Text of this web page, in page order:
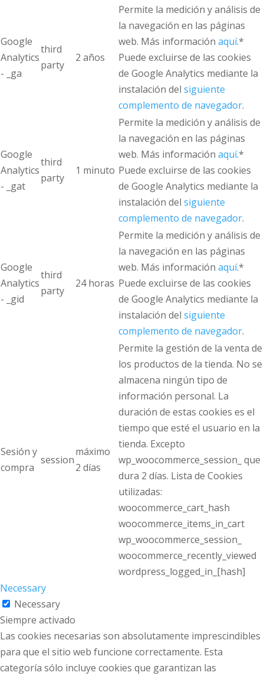
Google
Analytics
- _ga
third
party
2 años
Permite la medición y análisis de
la navegación en las páginas
web. Más información aquí.*
Puede excluirse de las cookies
de Google Analytics mediante la
instalación del siguiente
complemento de navegador.
Google
Analytics
- _gat
third
party
1 minuto
Permite la medición y análisis de
la navegación en las páginas
web. Más información aquí.*
Puede excluirse de las cookies
de Google Analytics mediante la
instalación del siguiente
complemento de navegador.
Google
Analytics
- _gid
third
party
24 horas
Permite la medición y análisis de
la navegación en las páginas
web. Más información aquí.*
Puede excluirse de las cookies
de Google Analytics mediante la
instalación del siguiente
complemento de navegador.
Sesión y
compra
session
máximo
2 días
Permite la gestión de la venta de
los productos de la tienda. No se
almacena ningún tipo de
información personal. La
duración de estas cookies es el
tiempo que esté el usuario en la
tienda. Excepto
wp_woocommerce_session_ que
dura 2 días. Lista de Cookies
utilizadas:
woocommerce_cart_hash
woocommerce_items_in_cart
wp_woocommerce_session_
woocommerce_recently_viewed
wordpress_logged_in_[hash]
Necessary
Necessary
Siempre activado
Las cookies necesarias son absolutamente imprescindibles
para que el sitio web funcione correctamente. Esta
categoría sólo incluye cookies que garantizan las